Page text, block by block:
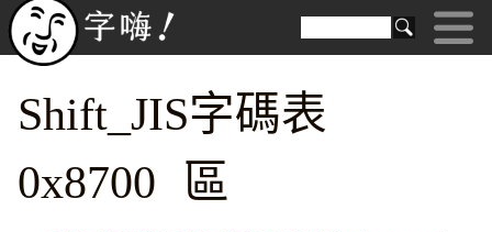
Shift_JIS字碼表
0x8700 區